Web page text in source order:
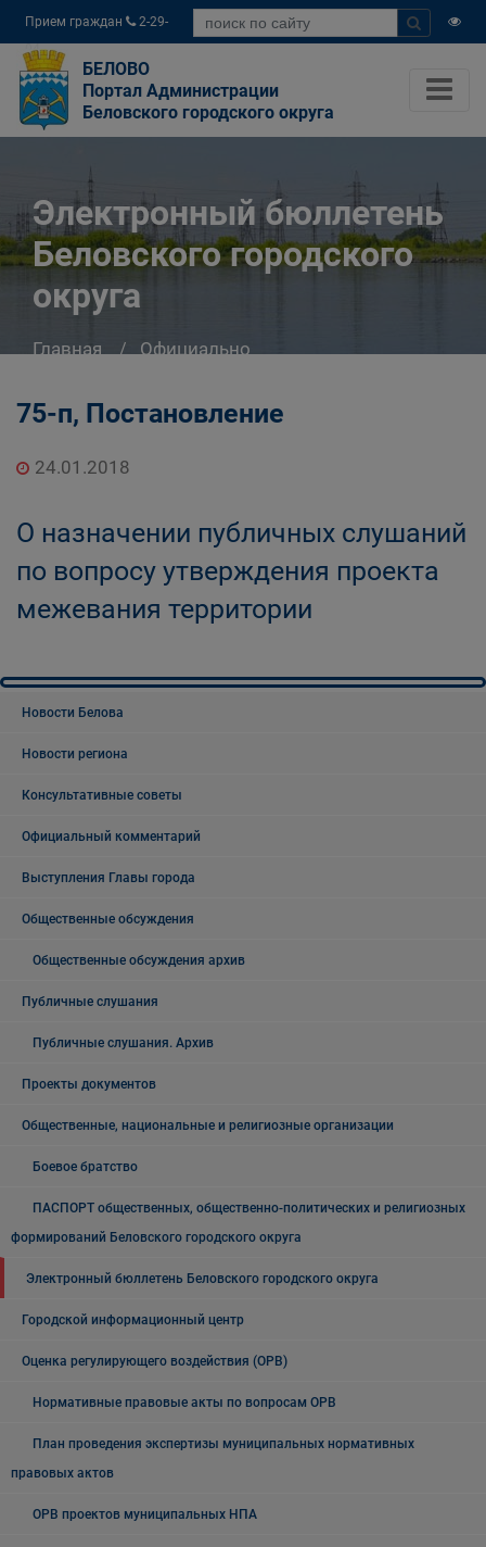
Прием граждан
2-29-
04
БЕЛОВО
Портал Администрации
Беловского городского округа
Электронный бюллетень
Беловского городского
округа
Главная
Официально
городского округа
75-п, Постановление
24.01.2018
О назначении публичных слушаний
по вопросу утверждения проекта
межевания территории
Новости Белова
Новости региона
Консультативные советы
Официальный комментарий
Выступления Главы города
Общественные обсуждения
Общественные обсуждения архив
Публичные слушания
Публичные слушания. Архив
Проекты документов
Общественные, национальные и религиозные организации
Боевое братство
ПАСПОРТ общественных, общественно-политических и религиозных
формирований Беловского городского округа
Электронный бюллетень Беловского городского округа
Городской информационный центр
Оценка регулирующего воздействия (ОРВ)
Нормативные правовые акты по вопросам ОРВ
План проведения экспертизы муниципальных нормативных
правовых актов
ОРВ проектов муниципальных НПА